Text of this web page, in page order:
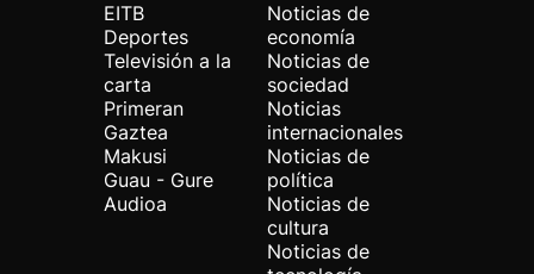
EITB
Deportes
Televisión a la
carta
Primeran
Gaztea
Makusi
Guau - Gure
Audioa
Noticias de
economía
Noticias de
sociedad
Noticias
internacionales
Noticias de
política
Noticias de
cultura
Noticias de